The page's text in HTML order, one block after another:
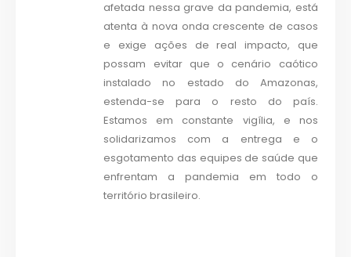
afetada nessa grave da pandemia, está
atenta à nova onda crescente de casos
e exige ações de real impacto, que
possam evitar que o cenário caótico
instalado no estado do Amazonas,
estenda-se para o resto do país.
Estamos em constante vigília, e nos
solidarizamos com a entrega e o
esgotamento das equipes de saúde que
enfrentam a pandemia em todo o
território brasileiro.